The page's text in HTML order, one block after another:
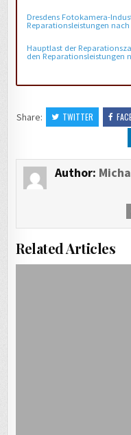
Dresdens Fotokamera-
Reparationsleistungen
Hauptlast der
den Reparationsleistungen
Share: TWITTER
Author:
Related Articles